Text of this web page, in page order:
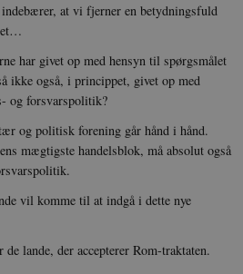
indebærer, at vi fjerner en betydningsfuld
har givet op med hensyn til spørgsmålet
ikke også, i princippet, givet op med
og forsvarspolitik?
og politisk forening går hånd i hånd.
mægtigste handelsblok, må absolut også
vil komme til at indgå i dette nye
lande, der accepterer Rom-traktaten.